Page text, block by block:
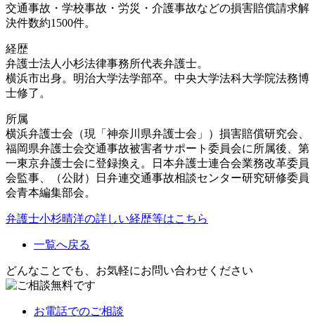
交通事故・学校事故・労災・介護事故などの損害賠償請求解
決件数約1500件。
経歴
弁護士法人小杉法律事務所代表弁護士。
横浜市出身。明治大学法学部卒。中央大学法科大学院法務博
士修了。
所属
横浜弁護士会（現「神奈川県弁護士会」）損害賠償研究会、
福岡県弁護士会交通事故被害者サポート委員会に所属後、第
一東京弁護士会に登録換え。日本弁護士連合会業務改革委員
会監事、（公財）日弁連交通事故相談センター研究研修委員
会青本編集部会。
弁護士小杉晴洋の詳しい経歴等はこちら
一覧へ戻る
どんなことでも、お気軽にお問い合わせください
お電話でのご相談